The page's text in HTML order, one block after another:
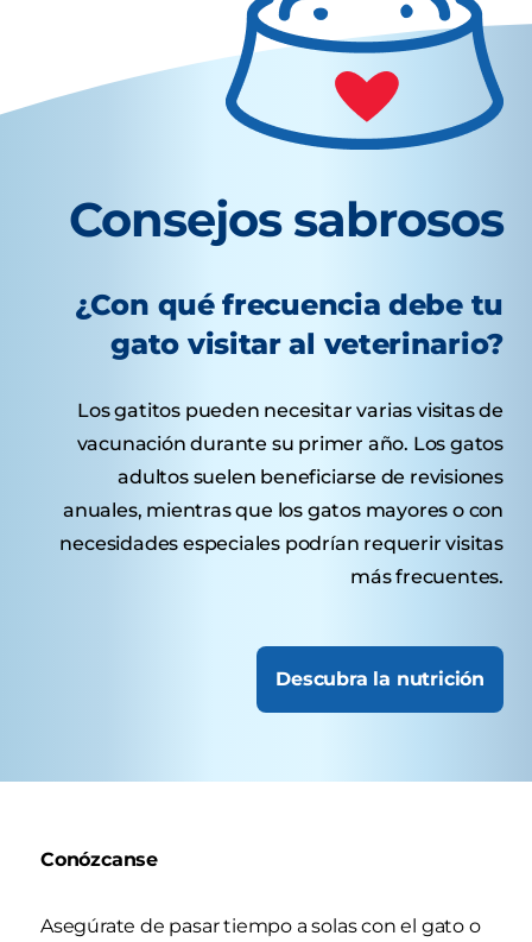
Consejos sabrosos
¿Con qué frecuencia debe tu
gato visitar al veterinario?
Los gatitos pueden necesitar varias visitas de
vacunación durante su primer año. Los gatos
adultos suelen beneficiarse de revisiones
anuales, mientras que los gatos mayores o con
necesidades especiales podrían requerir visitas
más frecuentes.
Descubra la nutrición
Conózcanse
Asegúrate de pasar tiempo a solas con el gato o